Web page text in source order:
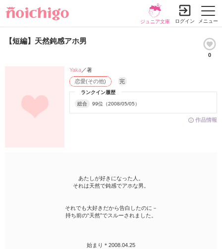
メニュー
ジュニア文庫 ログイン
【短編】天然鈍感アホ男
0
作品情報
ランクイン履歴
総合 99位（2008/05/05）
恋愛(その他) 完
Yaka／著
あたしが好きになった人。
それは天然で鈍感でアホな男。
それでも大好きだから告白したのに－
持ち前の“天然”でスルーされました。
始まり＊2008.04.25